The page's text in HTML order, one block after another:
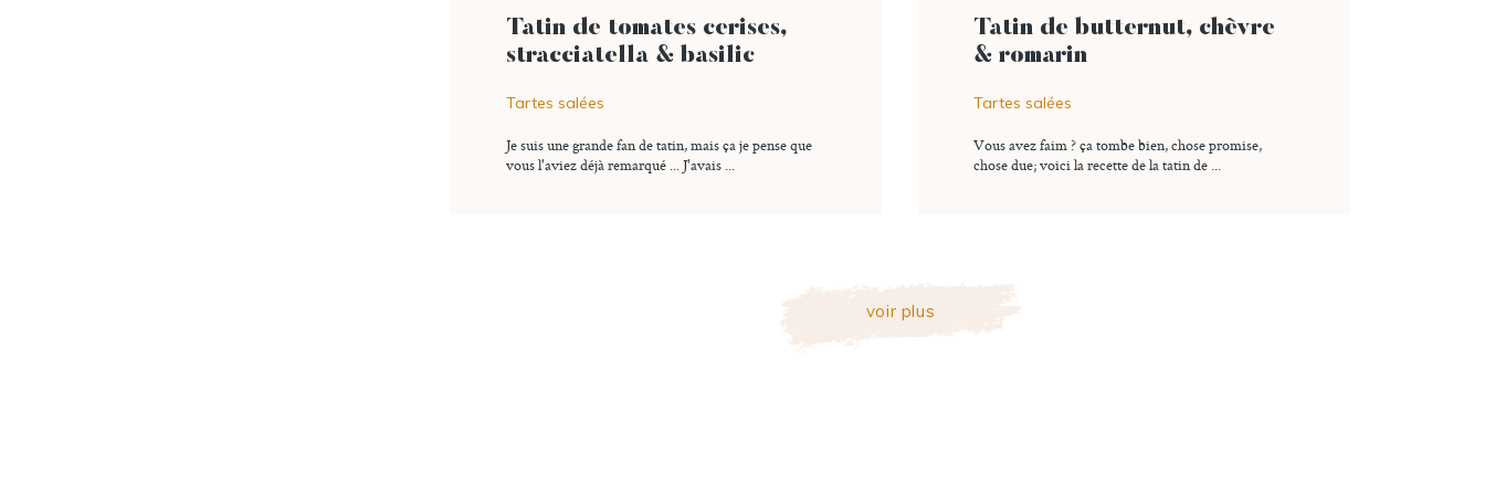
Tatin de tomates cerises,
stracciatella & basilic
Tartes salées
Je suis une grande fan de tatin, mais ça je pense que
vous l'aviez déjà remarqué ... J'avais ...
17 commentaires Ajouter à ma liste
Tatin de butternut, chèvre
& romarin
Tartes salées
Vous avez faim ? ça tombe bien, chose promise,
chose due; voici la recette de la tatin de ...
25 commentaires Ajouter à ma liste
voir plus